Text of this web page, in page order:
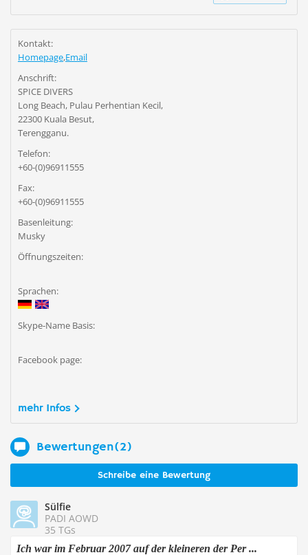
Kontakt:
Homepage,Email
Anschrift:
SPICE DIVERS
Long Beach, Pulau Perhentian Kecil,
22300 Kuala Besut,
Terengganu.
Telefon:
+60-(0)96911555
Fax:
+60-(0)96911555
Basenleitung:
Musky
Öffnungszeiten:
Sprachen:
Skype-Name Basis:
Facebook page:
mehr Infos
Bewertungen(2)
Schreibe eine Bewertung
Sülfie
PADI AOWD
35 TGs
Ich war im Februar 2007 auf der kleineren der Per ...